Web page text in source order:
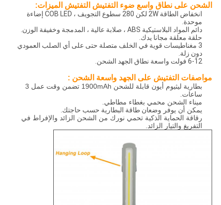
الشحن على نطاق واسع ضوء التفتيش التفتيش الميزات:
انخفاض الطاقة 2W لكن 280 سطوع التجويف ، COB LED إضاءة
موحدة.
دائم المواد البلاستيكية ABS ، صلابة عالية ، المدمجة وخفيفة الوزن.
حلقة معلقة مجانا يدك.
3 مغناطيسات قوية في الخلف متصلة حتى على أي الصلب العمودي
دون زلة.
6-12 فولت واسعة نطاق الجهد الشحن.
مواصفات التفتيش على الجهد واسعة الشحن :
بطارية ليثيوم أيون قابلة للشحن 1900mAh تضمن وقت عمل 3
ساعات.
ميناء الشحن محمي بغطاء مطاطي.
يمكن أن يوفر وضعان طاقة البطارية حسب حاجتك.
رقاقة الحماية الذكية تحمي نورك من الشحن الزائد والإفراط في
التفريغ والتيار الزائد.